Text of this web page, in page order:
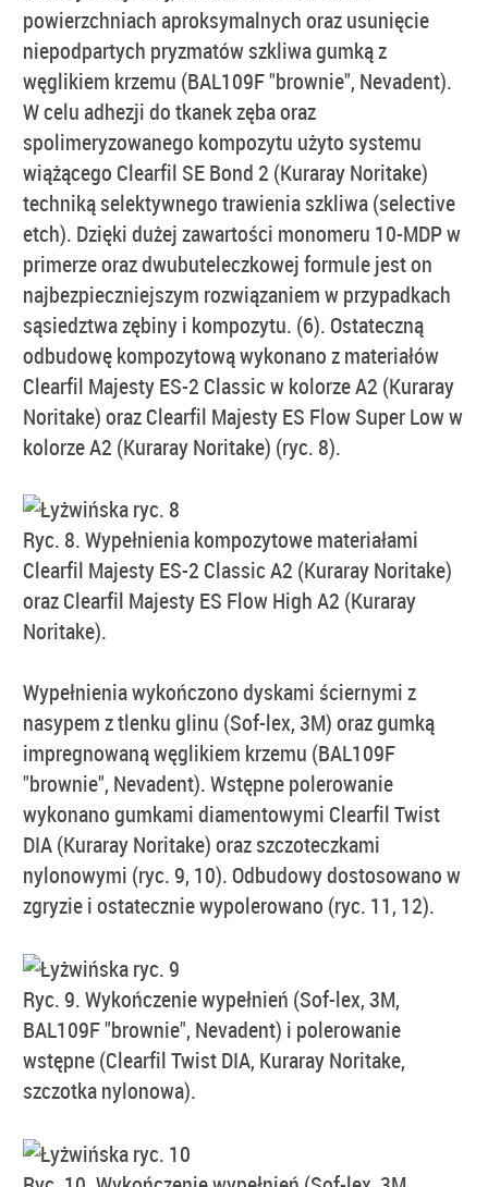
powierzchniach aproksymalnych oraz usunięcie
niepodpartych pryzmatów szkliwa gumką z
węglikiem krzemu (BAL109F "brownie", Nevadent).
W celu adhezji do tkanek zęba oraz
spolimeryzowanego kompozytu użyto systemu
wiążącego Clearfil SE Bond 2 (Kuraray Noritake)
techniką selektywnego trawienia szkliwa (selective
etch). Dzięki dużej zawartości monomeru 10-MDP w
primerze oraz dwubuteleczkowej formule jest on
najbezpieczniejszym rozwiązaniem w przypadkach
sąsiedztwa zębiny i kompozytu. (6). Ostateczną
odbudowę kompozytową wykonano z materiałów
Clearfil Majesty ES-2 Classic w kolorze A2 (Kuraray
Noritake) oraz Clearfil Majesty ES Flow Super Low w
kolorze A2 (Kuraray Noritake) (ryc. 8).
Ryc. 8. Wypełnienia kompozytowe materiałami
Clearfil Majesty ES-2 Classic A2 (Kuraray Noritake)
oraz Clearfil Majesty ES Flow High A2 (Kuraray
Noritake).
Wypełnienia wykończono dyskami ściernymi z
nasypem z tlenku glinu (Sof-lex, 3M) oraz gumką
impregnowaną węglikiem krzemu (BAL109F
"brownie", Nevadent). Wstępne polerowanie
wykonano gumkami diamentowymi Clearfil Twist
DIA (Kuraray Noritake) oraz szczoteczkami
nylonowymi (ryc. 9, 10). Odbudowy dostosowano w
zgryzie i ostatecznie wypolerowano (ryc. 11, 12).
Ryc. 9. Wykończenie wypełnień (Sof-lex, 3M,
BAL109F "brownie", Nevadent) i polerowanie
wstępne (Clearfil Twist DIA, Kuraray Noritake,
szczotka nylonowa).